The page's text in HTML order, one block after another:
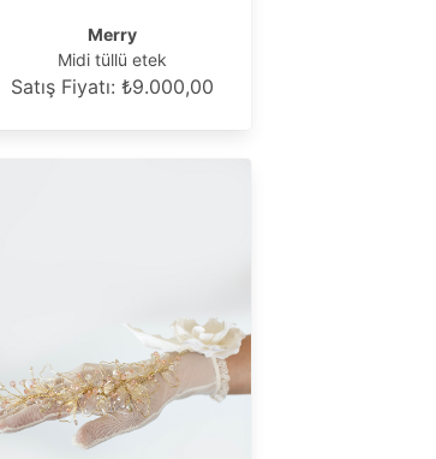
Merry
Midi tüllü etek
Satış Fiyatı: ₺9.000,00